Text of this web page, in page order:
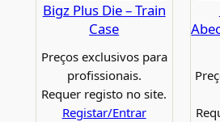
Bigz Plus Die – Train
Case
Preços exclusivos para
profissionais.
Requer registo no site.
Registar/Entrar